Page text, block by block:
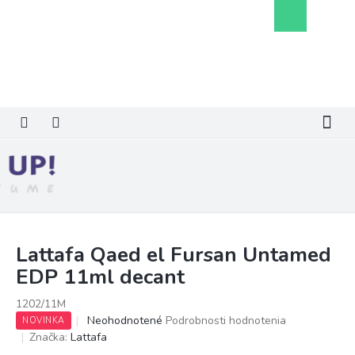
košík
Lattafa Qaed el Fursan Untamed
EDP 11ml decant
1202/11M
NOVINKA
Priemerné
hodnotenie
Neohodnotené Podrobnosti hodnotenia
Značka: Lattafa